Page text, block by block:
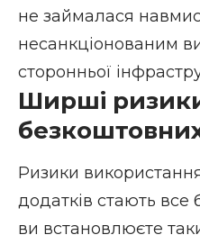
не займалася
несанкціонованим
сторонньої
Ширші
Ризики
додатків стають все
ви встановлюєте